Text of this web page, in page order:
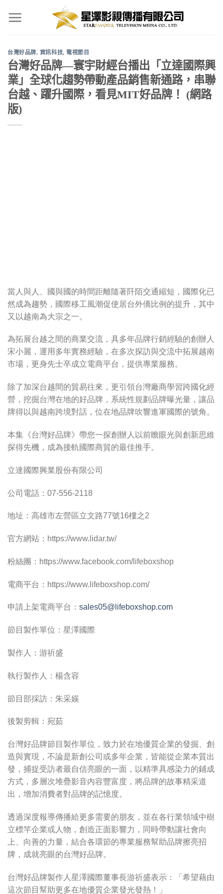
台灣好品牌, 資訊科技,電視節目
台灣好品牌—寰宇財經台播出「立達國際興
業」全球化趨勢帶動產品銷售新通路，串聯
台越、躍升國際，看見MIT好品牌！ (網路
版)
當人與人、國與國的時間距離隨著阡陌交通縮短，國際化已
然成為趨勢，國際移工風潮促使居台外僑比例的提升，其中
又以越南為大宗之一。
為拓展台越之間的商業交流，具多年品牌行銷經驗的創辦人
宋小麗，運用多年實務經驗，在多次探訪與交流中拓展越南
市場，更身先士卒成立電商平台，提供專業服務。
除了加深台越間的貿易往來，更引領台灣廠商學習跨國化經
營，挖掘台灣在地的好品牌，系統性規劃品牌曝光量，讓品
牌得以與越南跨境對話，位在地品牌吹響進軍國際的號角。
本集《台灣好品牌》帶您一探創辦人以前瞻眼光與創新思維
探得先機，成為接軌國際商貿的最佳推手。
立達國際興業股份有限公司
公司電話：07-556-2118
地址：高雄市左營區立文路77號16樓之2
官方網站：https://www.lidar.tw/
粉絲團：https://www.facebook.com/lifeboxshop
電商平台：https://www.lifeboxshop.com/
申請上架電商平台： sales05@lifeboxshop.com
節目製作單位：星澤國際
製作人：游祈盛
執行製作人：楊含容
節目部採訪：朱采媖
後製剪輯：宛茹
台灣好品牌節目製作單位，致力於在地優質企業的發掘、創
造與實現，不論是新創公司或多年企業，皆能從企業本質出
發，捕捉受訪者最自信亮眼的一面，以精準具感染力的鋪成
方式，多層次堆疊影音內容豐富度，將品牌的故事精采道
出，增加消費者對品牌的記憶度。
透過深度報導傳播給更多需要的朋友，並在各行業領域中樹
立標竿企業或人物，創造正面影響力，同時帶動讓社會向
上、向善的力量，結合各環節的專業服務幫助品牌擦亮招
牌，成就亮眼的台灣好品牌。
台灣好品牌製作人星澤國際董事長游祈盛表示：「希望藉由
這次節目幫助更多在地優質企業發光發熱！」